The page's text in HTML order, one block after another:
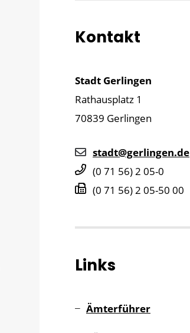
Kontakt
Stadt Gerlingen
Rathausplatz 1
70839 Gerlingen
stadt@gerlingen.de
(0 71 56) 2 05-0
(0 71 56) 2 05-50 00
Links
Ämterführer